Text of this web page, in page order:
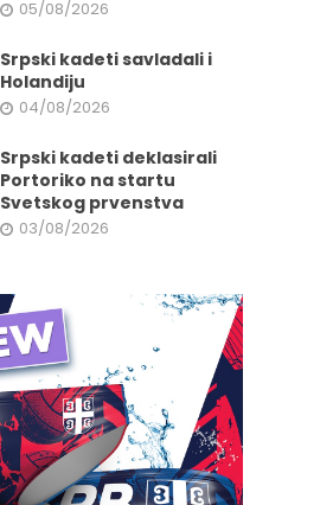
05/08/2026
Srpski kadeti savladali i
Holandiju
04/08/2026
Srpski kadeti deklasirali
Portoriko na startu
Svetskog prvenstva
03/08/2026